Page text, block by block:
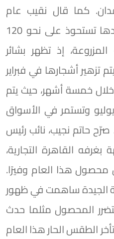
لكل فدان. كما قال نقيب عام
الفلاحين الإسماعيلية وحدها تستحوذ على نحو 120
إذ تظهر بشائر
تزهير أشجارها في فبراير
خمسة أشهر، حيث يتم
وتستمر في الأسواق
صرّح حاتم نجيب، نائب رئيس
القاهرة التجارية،
محصول هذا العام وفيرًا.
الجيدة ساهمت في ظهور
المحصول مثلما حدث
الطقس الحار هذا العام